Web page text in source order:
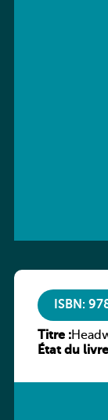
ISBN:
Titre :
État du